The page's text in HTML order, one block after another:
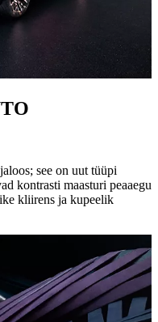
see on uut tüüpi
kontrasti maasturi peaaegu
kliirens ja kupeelik